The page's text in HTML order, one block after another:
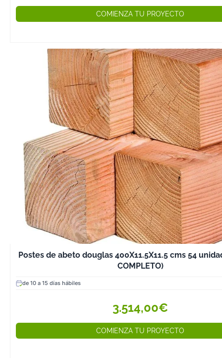
Abeto Douglas
Tratamiento y
protectores si
estará en
Usa selladores
absorción de
Limpieza y
Limpia
paño seco o
húmedo.
Evita el uso de
químicos
puedan dañar
Para muebles
revisa y
una vez al año.
Compra Madera
Douglas en
En Hobycasa,
madera de
cualquier
decoración.
COMIENZA TU PROYECTO
Postes de abeto douglas 400X11.5X11.5 cms 54
COMPLETO)
de 10 a 15 días hábiles
3.514,00€
COMIENZA TU PROYECTO